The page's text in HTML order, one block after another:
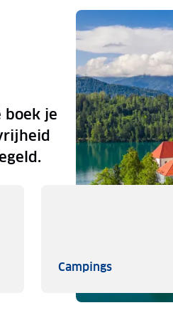
boek je
CampingsCampings